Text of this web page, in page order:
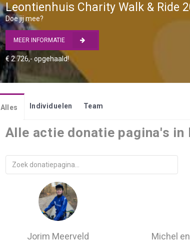
Leontienhuis Charity Walk & Ride
Doe jij mee?
MEER INFORMATIE
€ 2.726,- opgehaald!
Alles Individuelen Team
Alle actie donatie pagina's in
Jorim Meerveld Michel